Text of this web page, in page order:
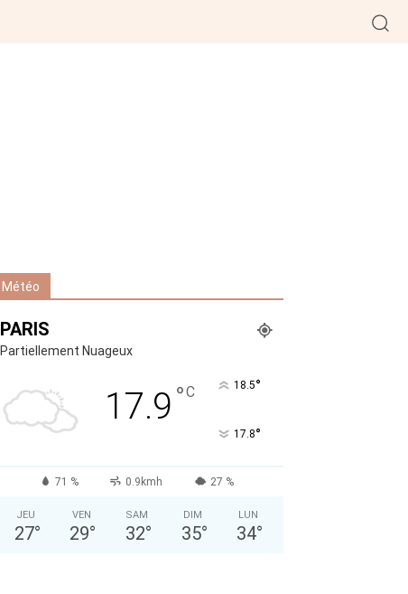
Météo
PARIS
Partiellement Nuageux
17.9 °C 18.5°
17.8°
71 % 0.9kmh 27 %
JEU
27°
VEN
29°
SAM
32°
DIM
35°
LUN
34°